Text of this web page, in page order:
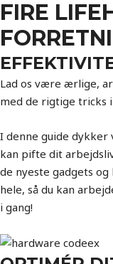
FIRE
Lad os være ærlige,
med de rigtige tricks
I denne guide dykker
kan pifte dit
de nyeste gadgets
hele, så du kan
i gang!